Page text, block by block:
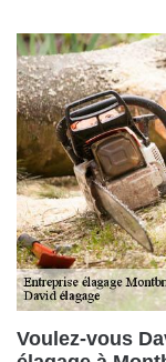
Voulez-vous